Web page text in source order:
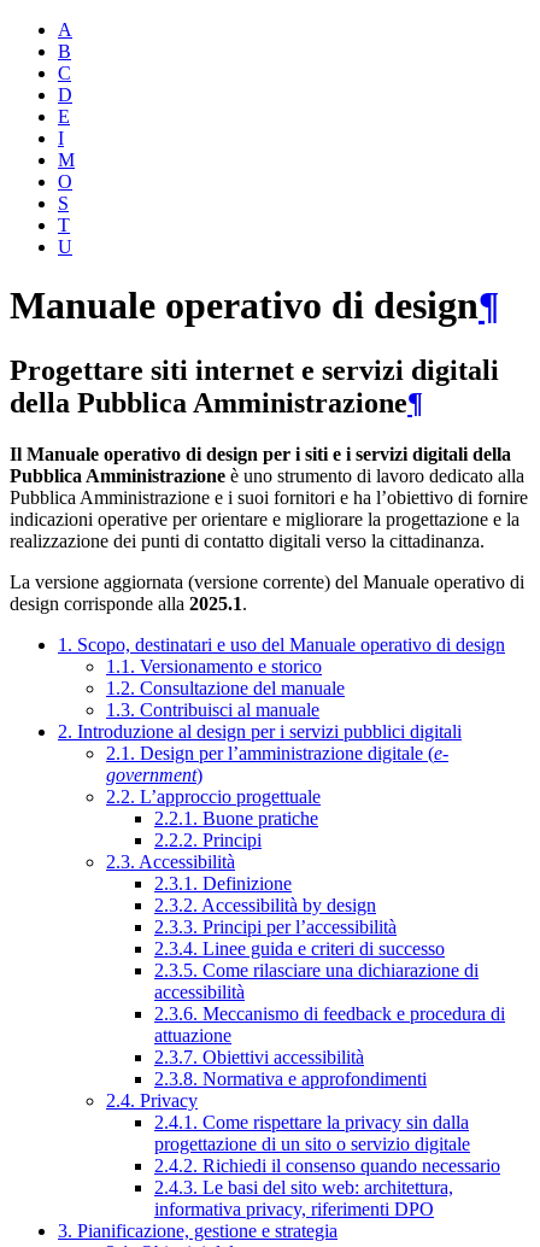
A
B
C
D
E
I
M
O
S
T
U
Manuale operativo di design¶
Progettare siti internet e servizi digitali
della Pubblica Amministrazione¶
Il Manuale operativo di design per i siti e i servizi digitali della
Pubblica Amministrazione è uno strumento di lavoro dedicato alla
Pubblica Amministrazione e i suoi fornitori e ha l’obiettivo di fornire
indicazioni operative per orientare e migliorare la progettazione e la
realizzazione dei punti di contatto digitali verso la cittadinanza.
La versione aggiornata (versione corrente) del Manuale operativo di
design corrisponde alla 2025.1.
1. Scopo, destinatari e uso del Manuale operativo di design
1.1. Versionamento e storico
1.2. Consultazione del manuale
1.3. Contribuisci al manuale
2. Introduzione al design per i servizi pubblici digitali
2.1. Design per l’amministrazione digitale (e-
government)
2.2. L’approccio progettuale
2.2.1. Buone pratiche
2.2.2. Principi
2.3. Accessibilità
2.3.1. Definizione
2.3.2. Accessibilità by design
2.3.3. Principi per l’accessibilità
2.3.4. Linee guida e criteri di successo
2.3.5. Come rilasciare una dichiarazione di
accessibilità
2.3.6. Meccanismo di feedback e procedura di
attuazione
2.3.7. Obiettivi accessibilità
2.3.8. Normativa e approfondimenti
2.4. Privacy
2.4.1. Come rispettare la privacy sin dalla
progettazione di un sito o servizio digitale
2.4.2. Richiedi il consenso quando necessario
2.4.3. Le basi del sito web: architettura,
informativa privacy, riferimenti DPO
3. Pianificazione, gestione e strategia